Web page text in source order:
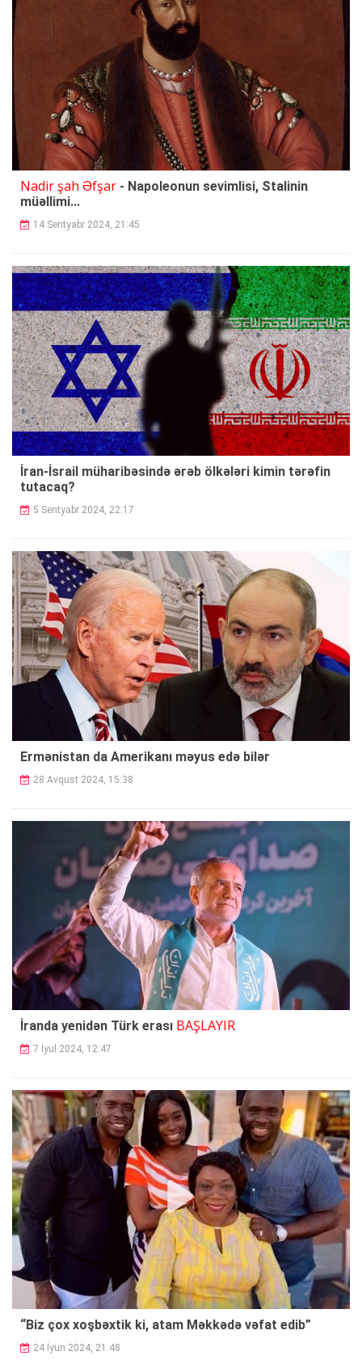
Nadir şah Əfşar - Napoleonun sevimlisi, Stalinin
müəllimi...
14 Sentyabr 2024, 21:45
İran-İsrail müharibəsində ərəb ölkələri kimin tərəfin
tutacaq?
5 Sentyabr 2024, 22:17
Ermənistan da Amerikanı məyus edə bilər
28 Avqust 2024, 15:38
İranda yenidən Türk erası BAŞLAYIR
7 İyul 2024, 12:47
“Biz çox xoşbəxtik ki, atam Məkkədə vəfat edib”
24 İyun 2024, 21:48